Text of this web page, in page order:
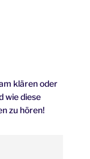
klären oder
wie diese
zu hören!